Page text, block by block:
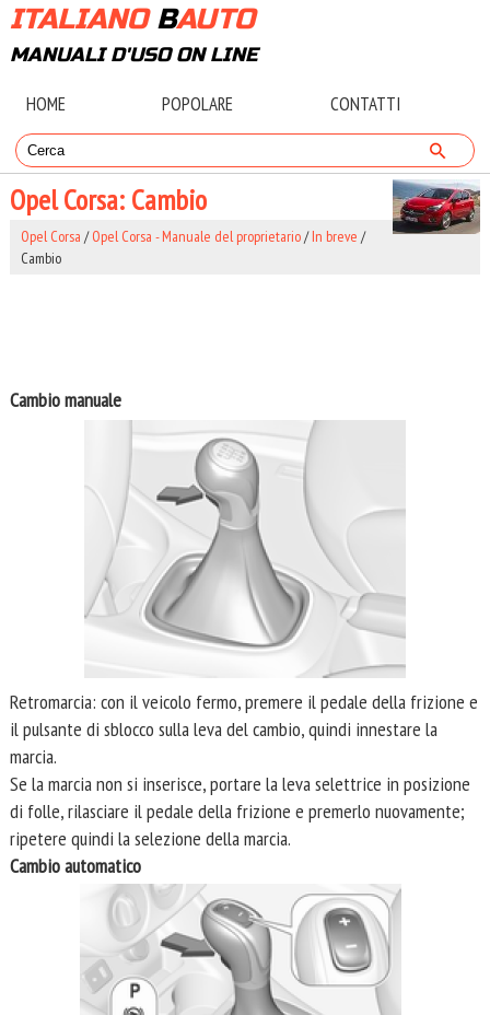
ITALIANOBAUTO
MANUALI D'USO ON LINE
HOME POPOLARE CONTATTI
Opel Corsa: Cambio
Opel Corsa /Opel Corsa - Manuale del proprietario/In breve /
Cambio
Cambio manuale
Retromarcia: con il veicolo fermo, premere il pedale della frizione e
il pulsante di sblocco sulla leva del cambio, quindi innestare la
marcia.
Se la marcia non si inserisce, portare la leva selettrice in posizione
di folle, rilasciare il pedale della frizione e premerlo nuovamente;
ripetere quindi la selezione della marcia.
Cambio automatico